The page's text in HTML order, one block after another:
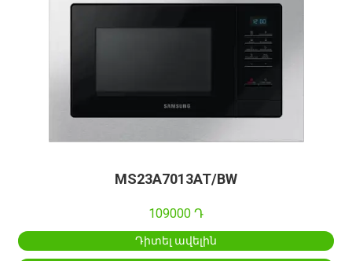
MS23A7013AT/BW
109000 Դ
Դիտել ավելին